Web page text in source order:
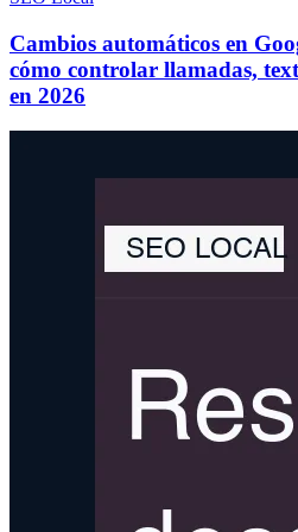
Cambios automáticos en
cómo controlar llamadas,
en 2026